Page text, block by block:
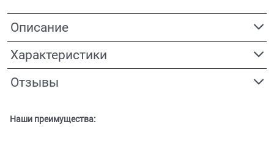
Описание
Характеристики
Отзывы
Наши преимущества: